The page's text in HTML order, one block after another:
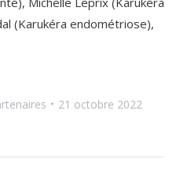
(Karukéra endométriose),
21 octobre 2022